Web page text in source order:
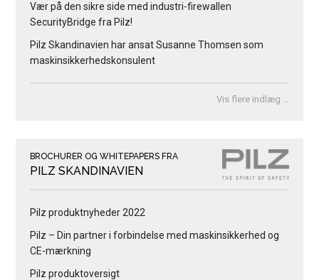
Vær på den sikre side med industri-firewallen
SecurityBridge fra Pilz!
Pilz Skandinavien har ansat Susanne Thomsen som
maskinsikkerhedskonsulent
Vis flere indlæg …
BROCHURER OG WHITEPAPERS FRA
PILZ SKANDINAVIEN
Pilz produktnyheder 2022
Pilz – Din partner i forbindelse med maskinsikkerhed og
CE-mærkning
Pilz produktoversigt